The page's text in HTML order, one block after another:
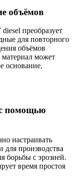
объёмов
преобразует
для повторного
объёмов
может
основание,
помощью
настраивать
производства
борьбы с эрозией.
время простоя